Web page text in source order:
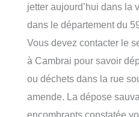
jetter aujourd’hui dans la
dans le département du
Vous devez contacter le
à Cambrai pour savoir
ou déchets dans la rue
amende. La dépose
encombrants constatée